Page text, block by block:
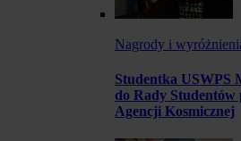
Nagrody i
Studentka USWPS
do Rady Studentów
Agencji Kosmicznej